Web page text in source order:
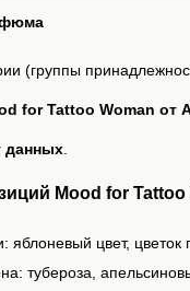
(группы
for Tattoo Woman от
данных
Mood for Tattoo
яблоневый цвет, цветок
тубероза,